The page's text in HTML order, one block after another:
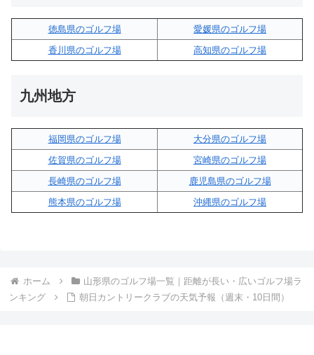
徳島県のゴルフ場
愛媛県のゴルフ場
香川県のゴルフ場
高知県のゴルフ場
九州地方
福岡県のゴルフ場
大分県のゴルフ場
佐賀県のゴルフ場
宮崎県のゴルフ場
長崎県のゴルフ場
鹿児島県のゴルフ場
熊本県のゴルフ場
沖縄県のゴルフ場
ホーム
山形県のゴルフ場一覧｜距離が長い・広いゴルフ場ラ
ンキング
朝日カントリークラブの天気予報（週末・10日間）